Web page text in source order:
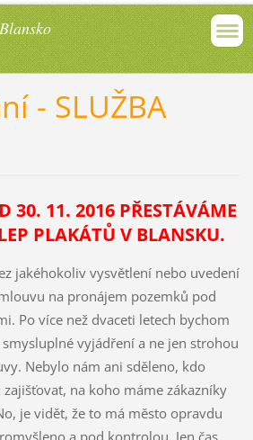
- SLUŽBA
30. 11. 2016 PŘESTÁVÁME
PLAKÁTŮ V BLANSKU.
jakéhokoliv vysvětlení nebo uvedení
na pronájem pozemků pod
Po více než dvaceti letech bychom
vyjádření a ne jen strohou
Nebylo nám ani sděleno, kdo
na koho máme zákazníky
je vidět, že to má město opravdu
a pod kontrolou. Jen čas